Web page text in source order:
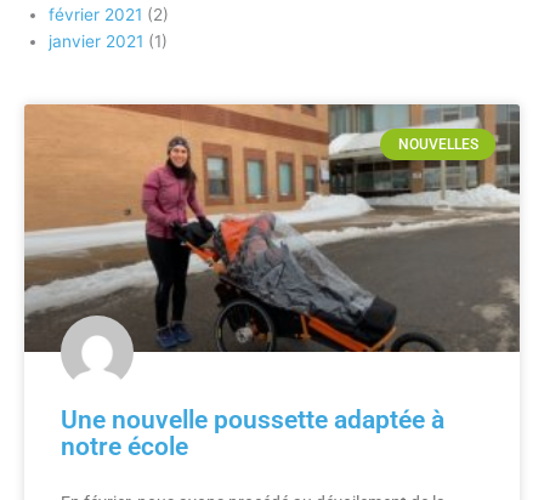
février 2021 (2)
janvier 2021 (1)
NOUVELLES
Une nouvelle poussette adaptée à
notre école